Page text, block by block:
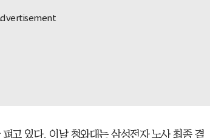
고 있다. 이날 청와대는 삼성전자 노사 최종 결